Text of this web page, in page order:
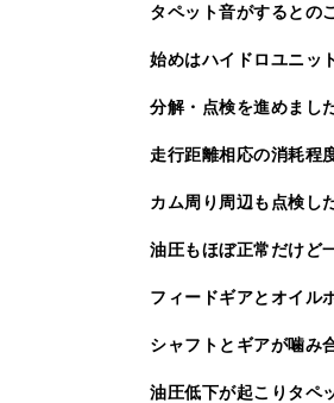
タペット音がするとの
始めはハイドロユニッ
分解・点検を進めまし
走行距離相応の消耗程度
カム周り周辺も点検し
油圧もほぼ正常だけど
フィードギアとオイル
シャフトとギアが噛み
油圧低下が起こりタペ